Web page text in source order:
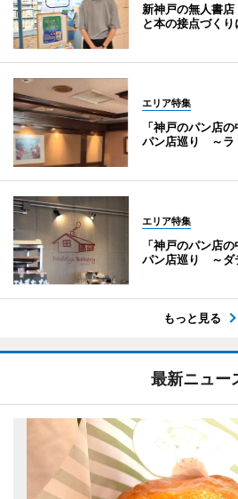
新神戸の無人書
と本の接点づく
エリア特集
「神戸のパン店
パン店巡り ～
エリア特集
「神戸のパン店
パン店巡り ～ダ
もっと見る
最新ニュー